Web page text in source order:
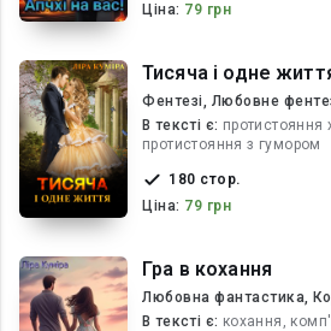
Ціна: 79 грн
Тисяча і одне
Фентезі, Любовне
В текcті є: протистояння
протистояння з гумором
180 стор.
Ціна: 79 грн
Гра в кохання
Любовна фантастика,
В текcті є: кохання,